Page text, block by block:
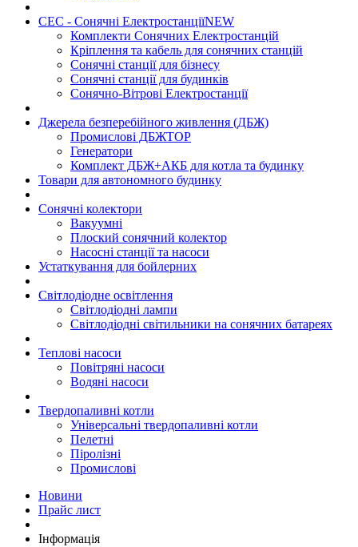
СЕС - Сонячні ЕлектростанціїNEW
Комплекти Сонячних Електростанцій
Кріплення та кабель для сонячних станцій
Сонячні станції для бізнесу
Сонячні станції для будинків
Сонячно-Вітрові Електростанції
Джерела безперебійного живлення (ДБЖ)
Промислові ДБЖTOP
Генератори
Комплект ДБЖ+АКБ для котла та будинку
Товари для автономного будинку
Сонячні колектори
Вакуумні
Плоский сонячний колектор
Насосні станції та насоси
Устаткування для бойлерних
Світлодіодне освітлення
Світлодіодні лампи
Світлодіодні світильники на сонячних батареях
Теплові насоси
Повітряні насоси
Водяні насоси
Твердопаливні котли
Універсальні твердопаливні котли
Пелетні
Піролізні
Промислові
Новини
Прайс лист
Інформація